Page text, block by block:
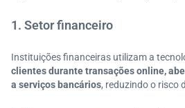
1. Setor financeiro
Instituições financeiras utilizam a
clientes durante transações online,
a serviços bancários, reduzindo o risco